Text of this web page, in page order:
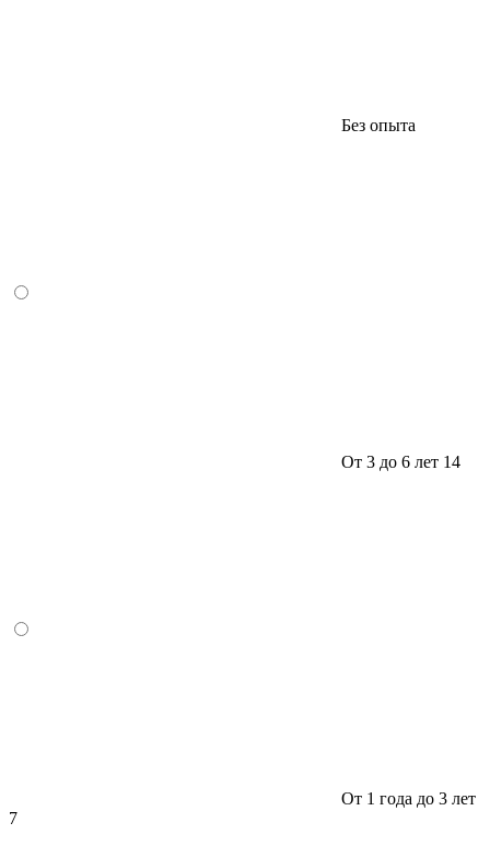
Без опыта
От 3 до 6 лет 14
От 1 года до 3 лет
7